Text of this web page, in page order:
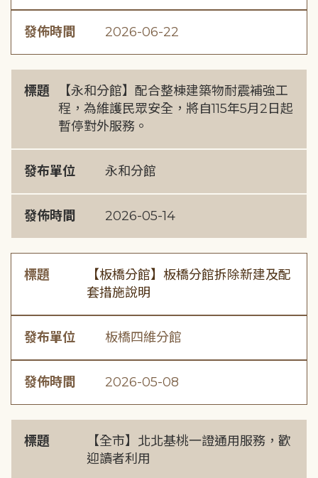
發佈時間 2026-06-22
標題
【永和分館】配合整棟建築物耐震補強工
程，為維護民眾安全，將自115年5月2日起
暫停對外服務。
發布單位 永和分館
發佈時間 2026-05-14
標題
【板橋分館】板橋分館拆除新建及配
套措施說明
發布單位 板橋四維分館
發佈時間 2026-05-08
標題
【全市】北北基桃一證通用服務，歡
迎讀者利用